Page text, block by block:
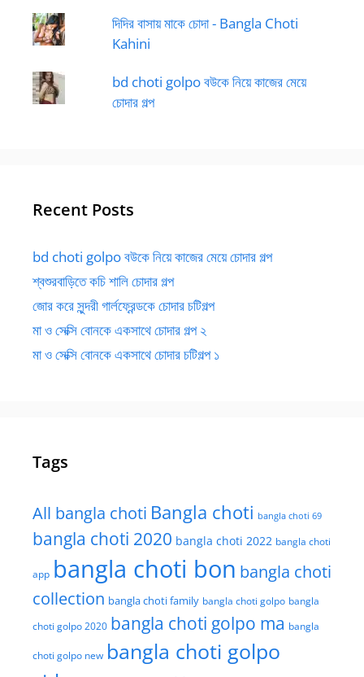
দিদির বাসায় মাকে চোদা - Bangla Choti
Kahini
bd choti golpo বউকে নিয়ে কাজের মেয়ে
চোদার গল্প
Recent Posts
bd choti golpo বউকে নিয়ে কাজের মেয়ে চোদার গল্প
শ্বশুরবাড়িতে কচি শালি চোদার গল্প
জোর করে সুন্দরী গার্লফ্রেন্ডকে চোদার চটিগল্প
মা ও সেক্সি বোনকে একসাথে চোদার গল্প ২
মা ও সেক্সি বোনকে একসাথে চোদার চটিগল্প ১
Tags
All bangla choti Bangla choti bangla choti 69
bangla choti 2020 bangla choti 2022 bangla choti
app bangla choti bon bangla choti
collection bangla choti family bangla choti golpo bangla
choti golpo 2020 bangla choti golpo ma bangla
choti golpo new bangla choti golpo